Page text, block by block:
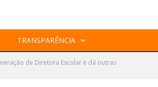
TRANSPARÊNCIA
de Diretora Escolar e dá outras